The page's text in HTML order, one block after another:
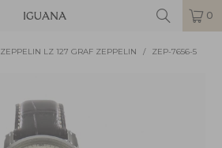
0
ZEPPELIN LZ 127 GRAF ZEPPELIN / ZEP-7656-5